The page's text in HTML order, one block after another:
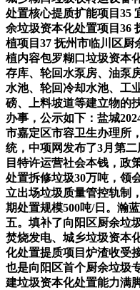
处置核心提质扩能项目35
余垃圾资本化处置项目36
植项目37 抚州市临川区
植内容包罗糊口垃圾资本
存库、轮回水泵房、油泵
水池、轮回冷却水池、工
磅、上料坡道等建立物的
办事，公示如下：盐城
市嘉定区市容卫生办理所
统，中项网发布了3月第
目特许运营社会本钱，政
处置拆修垃圾30万吨，领
立出场垃圾质量管控轨制
期处置规模500吨/日。瀚
五。填补了向阳区厨余垃
焚烧发电、城乡垃圾资本
化处置提质项目炉渣收受
也是向阳区首个厨余垃圾
建垃圾资本化处置能力满